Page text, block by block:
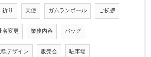
祈り 天使 ガムランボール ご挨拶
名変更 業務内容 バッグ
デザイン 販売会 駐車場